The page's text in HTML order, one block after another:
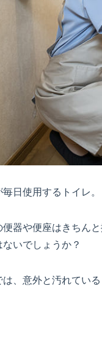
日使用するトイレ。
便器や便座はきちん
ないでしょうか？
は、意外と汚れてい